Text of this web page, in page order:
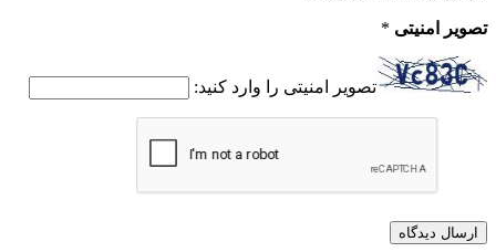
تصویر امنیتی *
تصویر امنیتی را وارد کنید: